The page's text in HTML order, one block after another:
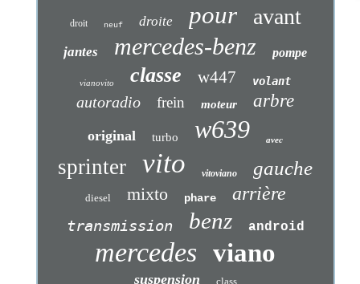
droit neuf droite pour avant
jantes mercedes-benz pompe
vianovito classe w447 volant
autoradio frein moteur arbre
original turbo w639 avec
sprinter vito vitoviano gauche
diesel mixto phare arrière
transmission benz android
mercedes viano
suspension class